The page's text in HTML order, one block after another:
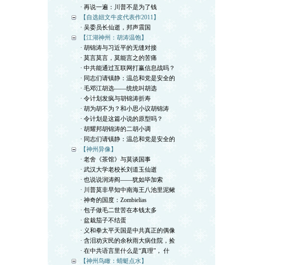
· 再说一遍：川普不是为了钱
【自选妞文牛皮代表作2011】
· 吴委员长仙逝，邦声震国
【江湖神州：胡涛温饱】
· 胡锦涛与习近平的无缝对接
· 莫言莫言，莫能言之的苦痛
· 中共能通过互联网打赢信息战吗？
· 同志们请镇静：温总和党是安全的
· 毛邓江胡选——统统叫胡选
· 令计划发疯与胡锦涛折寿
· 胡为胡不为？和小思小议胡锦涛
· 令计划是这篇小说的原型吗？
· 胡耀邦胡锦涛的二胡小调
· 同志们请镇静：温总和党是安全的
【神州异像】
· 老舍《茶馆》与莫谈国事
· 武汉大学老校长刘道玉仙逝
· 也说说润涛阎——犹如毕加索
· 川普莫非早知中南海王八池里泥鳅
· 神奇的国度：Zombielias
· 包子做毛二世苦在本钱太多
· 盆栽茄子不结蛋
· 义和拳太平天国是中共真正的偶像
· 含泪劝灾民的余秋雨大病住院，捡
· 在中共语言里什么是“真理”， 什
【神州鸟瞰：蜻蜓点水】